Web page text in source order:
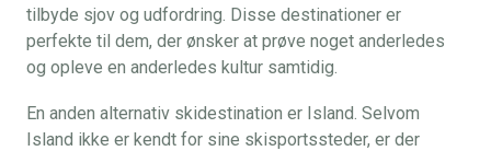
tilbyde sjov og udfordring. Disse destinationer er
perfekte til dem, der ønsker at prøve noget anderledes
og opleve en anderledes kultur samtidig.
En anden alternativ skidestination er Island. Selvom
Island ikke er kendt for sine skisportssteder, er der